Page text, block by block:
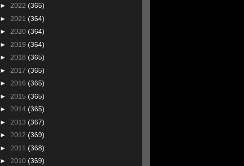
► 2022 (365)
► 2021 (364)
► 2020 (364)
► 2019 (364)
► 2018 (365)
► 2017 (365)
► 2016 (365)
► 2015 (365)
► 2014 (365)
► 2013 (367)
► 2012 (369)
► 2011 (368)
► 2010 (369)